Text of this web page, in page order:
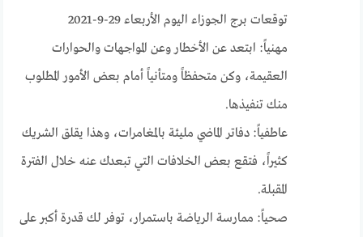
توقعات برج الجوزاء اليوم الأربعاء 29-9-2021
مهنياً: ابتعد عن الأخطار وعن المواجهات والحوارات
العقيمة، وكن متحفظاً ومتأنياً أمام بعض الأمور المطلوب
منك تنفيذها.
عاطفياً: دفاتر الماضي مليئة بالمغامرات، وهذا يقلق الشريك
كثيراً، فتقع بعض الخلافات التي تبعدك عنه خلال الفترة
المقبلة.
صحياً: ممارسة الرياضة باستمرار، توفر لك قدرة أكبر على